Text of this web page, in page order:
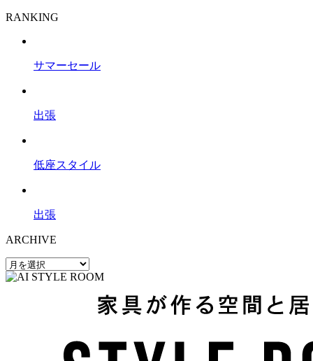
RANKING
サマーセール
出張
低座スタイル
出張
ARCHIVE